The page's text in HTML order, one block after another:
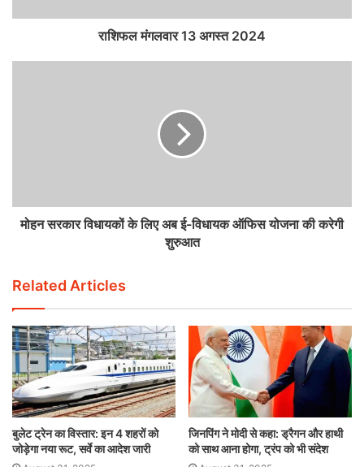
राशिफल मंगलवार 13 अगस्त 2024
मोहन सरकार विधायकों के लिए अब ई-विधायक ऑफिस योजना की करेगी
शुरुआत
Related Articles
बुलेट ट्रेन का विस्तार: इन 4 शहरों को
जोड़ेगा नया रूट, सर्वे का आदेश जारी
जिनपिंग ने मोदी से कहा: ड्रैगन और हाथी
को साथ आना होगा, ट्रंप को भी संदेश